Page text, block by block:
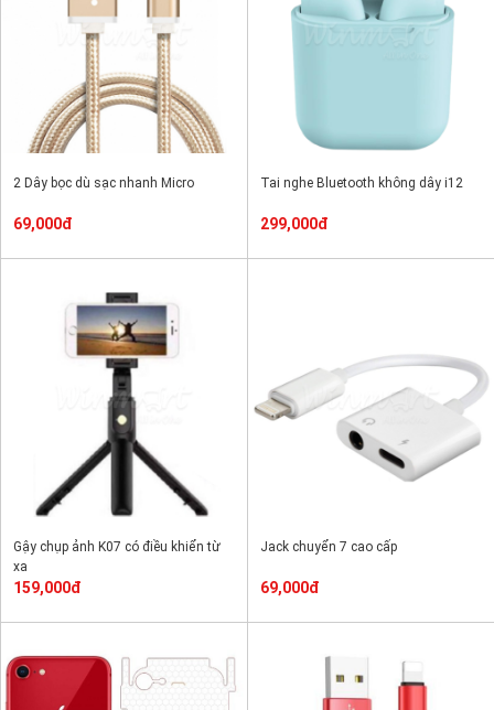
2 Dây bọc dù sạc nhanh Micro
69,000đ
Tai nghe Bluetooth không dây i12
299,000đ
Gậy chụp ảnh K07 có điều khiển từ
xa
159,000đ
Jack chuyển 7 cao cấp
69,000đ